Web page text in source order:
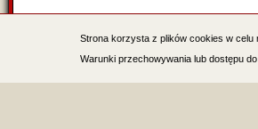
Strona korzysta z plików cookies w celu
Warunki przechowywania lub dostępu